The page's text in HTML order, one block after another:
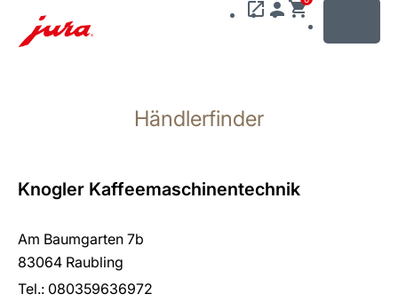
wechseln
Händlerfinder
Knogler Kaffeemaschinentechnik
Am Baumgarten 7b
83064 Raubling
Tel.: 080359636972